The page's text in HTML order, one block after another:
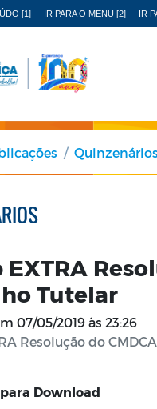
[1] IR PARA O MENU [2] IR
Quinzenários
EXTRA
Tutelar
07/05/2019 às 23:26
Resolução do
Download